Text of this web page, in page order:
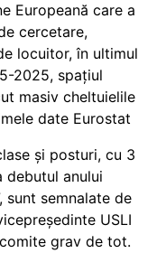
Europeană care a
cercetare,
locuitor, în ultimul
2025, spațiul
masiv cheltuielile
date Eurostat
și posturi, cu 3
debutul anului
sunt semnalate de
USLI
grav de tot.